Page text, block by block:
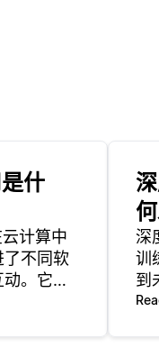
什
计算中
了不同软
。它们
需理解
深
训
到
模